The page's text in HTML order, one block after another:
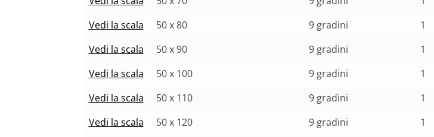
Vedi la scala
50 x 80 9 gradini 1
Vedi la scala
50 x 90 9 gradini 1
Vedi la scala
50 x 100 9 gradini 1
Vedi la scala
50 x 110 9 gradini 1
Vedi la scala
50 x 120 9 gradini 1